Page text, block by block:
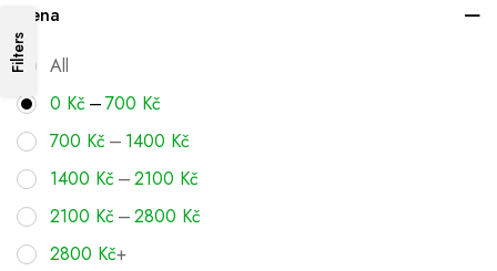
Cena
All
0 Kč –700 Kč
700 Kč – 1400 Kč
1400 Kč –2100 Kč
2100 Kč –2800 Kč
2800 Kč+
Filters